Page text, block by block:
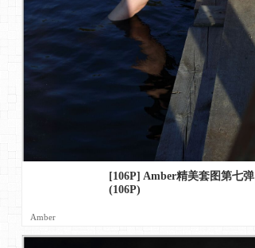
[106P] Amber精美套图第七弹
(106P)
Amber